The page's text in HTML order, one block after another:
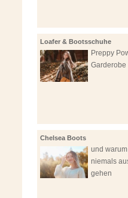
Loafer & Bootsschuhe
Preppy
Garderobe
Chelsea Boots
und
niemals
gehen